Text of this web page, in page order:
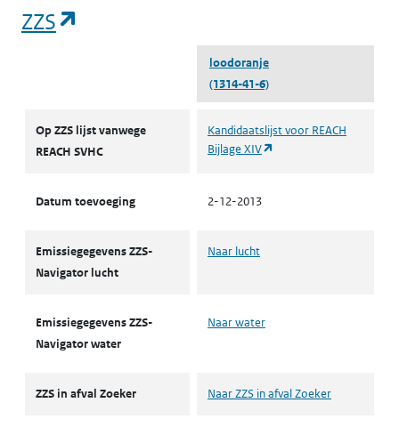
ZZS
loodoranje
(1314-41-6)
Op ZZS lijst vanwege
REACH SVHC
Kandidaatslijst voor REACH
Bijlage XIV
Datum toevoeging 2-12-2013
Emissiegegevens ZZS-
Navigator lucht
Naar lucht
Emissiegegevens ZZS-
Navigator water
Naar water
ZZS in afval Zoeker Naar ZZS in afval Zoeker